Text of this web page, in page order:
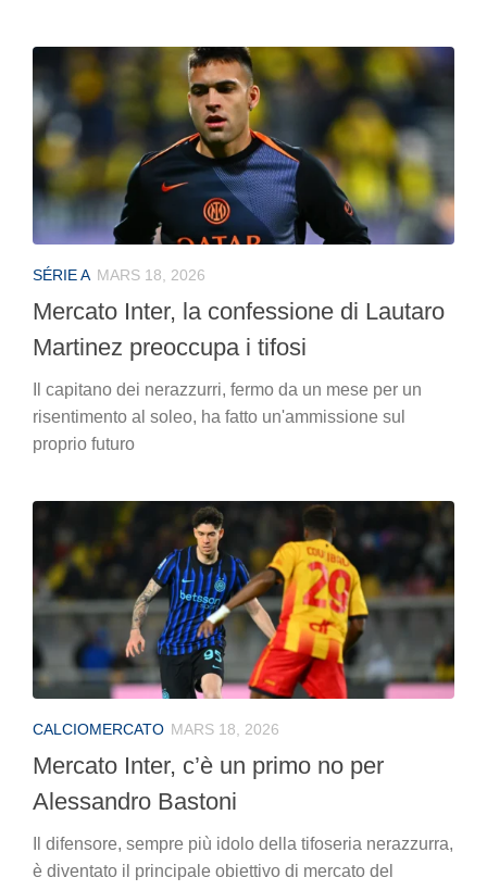
SÉRIE A MARS 18, 2026
Mercato Inter, la confessione di Lautaro
Martinez preoccupa i tifosi
Il capitano dei nerazzurri, fermo da un mese per un
risentimento al soleo, ha fatto un'ammissione sul
proprio futuro
CALCIOMERCATO MARS 18, 2026
Mercato Inter, c’è un primo no per
Alessandro Bastoni
Il difensore, sempre più idolo della tifoseria nerazzurra,
è diventato il principale obiettivo di mercato del